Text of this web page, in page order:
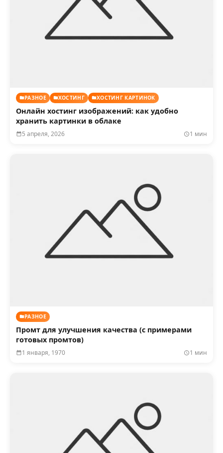
РАЗНОЕ ХОСТИНГ ХОСТИНГ КАРТИНОК
Онлайн хостинг изображений: как удобно
хранить картинки в облаке
5 апреля, 2026 1 мин
РАЗНОЕ
Промт для улучшения качества (с примерами
готовых промтов)
1 января, 1970 1 мин